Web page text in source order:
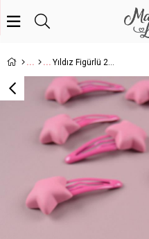
Yıldız Figürlü 2li Klipsli Toka